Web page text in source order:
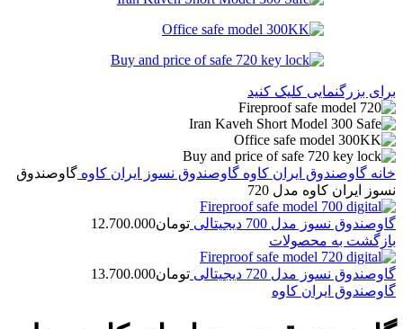
برای بزرگنمایی کلیک کنید
خانه گاوصندوق ایران کاوه گاوصندوق نسوز ایران کاوه گاوصندوق
نسوز ایران کاوه مدل 720
گاوصندوق نسوز مدل 700 دیجیتالی تومان12.700.000
بازگشت به محصولات
گاوصندوق نسوز مدل 720 دیجیتالی تومان13.700.000
گاوصندوق ایران کاوه